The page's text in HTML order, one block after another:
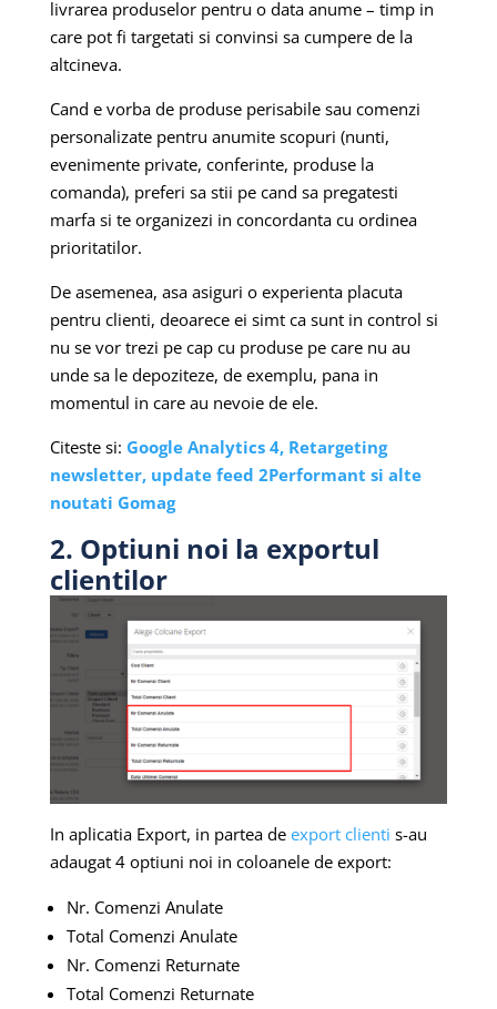
livrarea produselor pentru o data anume – timp in
care pot fi targetati si convinsi sa cumpere de la
altcineva.
Cand e vorba de produse perisabile sau comenzi
personalizate pentru anumite scopuri (nunti,
evenimente private, conferinte, produse la
comanda), preferi sa stii pe cand sa pregatesti
marfa si te organizezi in concordanta cu ordinea
prioritatilor.
De asemenea, asa asiguri o experienta placuta
pentru clienti, deoarece ei simt ca sunt in control si
nu se vor trezi pe cap cu produse pe care nu au
unde sa le depoziteze, de exemplu, pana in
momentul in care au nevoie de ele.
Citeste si: Google Analytics 4, Retargeting
newsletter, update feed 2Performant si alte
noutati Gomag
2. Optiuni noi la exportul
clientilor
In aplicatia Export, in partea de export clienti s-au
adaugat 4 optiuni noi in coloanele de export:
Nr. Comenzi Anulate
Total Comenzi Anulate
Nr. Comenzi Returnate
Total Comenzi Returnate